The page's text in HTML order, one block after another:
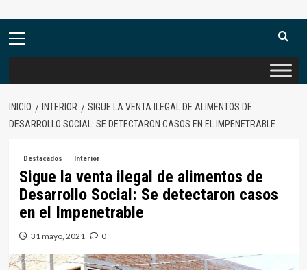
Menú
INICIO INTERIOR
SIGUE LA VENTA ILEGAL DE ALIMENTOS DE
DESARROLLO SOCIAL: SE DETECTARON CASOS EN EL IMPENETRABLE
Destacados Interior
Sigue la venta ilegal de alimentos de
Desarrollo Social: Se detectaron casos
en el Impenetrable
31 mayo, 2021 0